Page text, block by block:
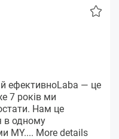
ефективноLaba — це
7 років ми
Нам це
в одному
MY.... More details